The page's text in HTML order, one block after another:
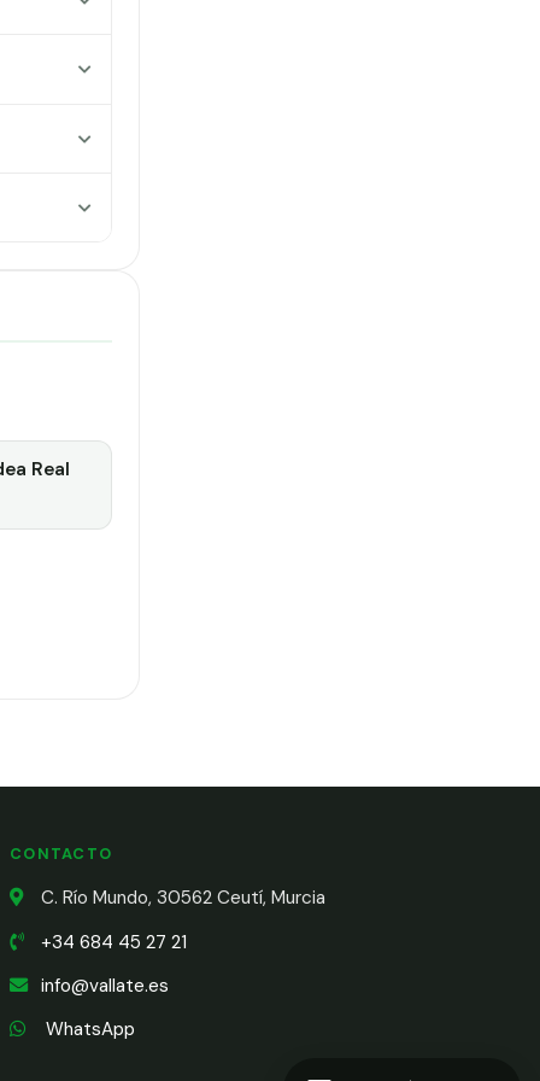
Real
CONTACTO
C. Río Mundo, 30562 Ceutí, Murcia
+34 684 45 27 21
info@vallate.es
WhatsApp